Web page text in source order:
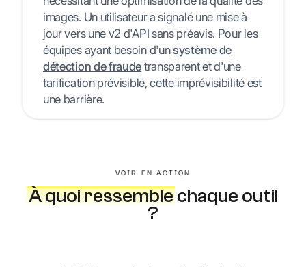
images. Un utilisateur a signalé une mise à
jour vers une v2 d'API sans préavis. Pour les
équipes ayant besoin d'unsystème de
détection de fraude transparent et d'une
tarification prévisible, cette imprévisibilité est
une barrière.
VOIR EN ACTION
À quoi ressemblechaque outil
?